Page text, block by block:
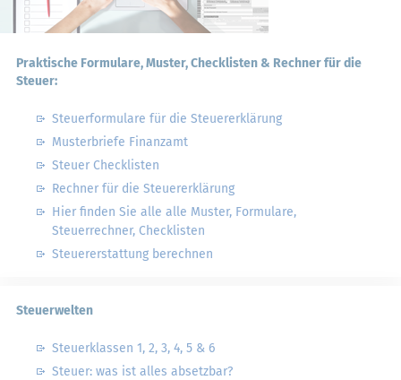
Praktische Formulare, Muster, Checklisten & Rechner für die
Steuer:
Steuerformulare für die Steuererklärung
Musterbriefe Finanzamt
Steuer Checklisten
Rechner für die Steuererklärung
Hier finden Sie alle alle Muster, Formulare,
Steuerrechner, Checklisten
Steuererstattung berechnen
Steuerwelten
Steuerklassen 1, 2, 3, 4, 5 & 6
Steuer: was ist alles absetzbar?